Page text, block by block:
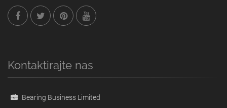
Kontaktirajte nas
Bearing Business Limited